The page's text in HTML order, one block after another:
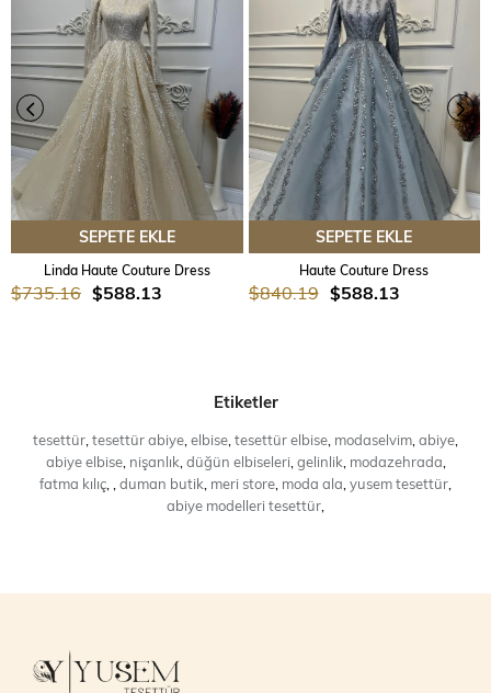
SEPETE EKLE
Linda Haute Couture Dress
$588.13
$735.16
SEPETE EKLE
Haute Couture Dress
$588.13
$840.19
Etiketler
tesettür tesettür abiye elbise tesettür elbise modaselvim abiye
abiye elbise, nişanlık düğün elbiseleri, gelinlik modazehrada
fatma kılıç duman butik meri store moda ala yusem tesettür
abiye modelleri tesettür